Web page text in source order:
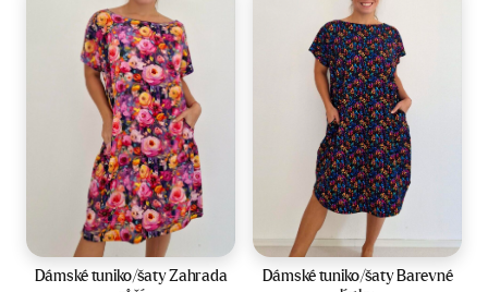
Velikost:44-50
Dámské tuniko/šaty Zahrada
Velikost:44-50
Dámské tuniko/šaty Barevné